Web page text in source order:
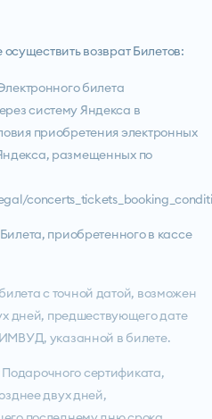
осуществить возврат Билетов:
билета
систему Яндекса в
приобретения электронных
размещенных по
приобретенного в кассе
билета с точной датой, возможен
дней, предшествующего дате
указанной в билете.
Подарочного сертификата,
двух дней,